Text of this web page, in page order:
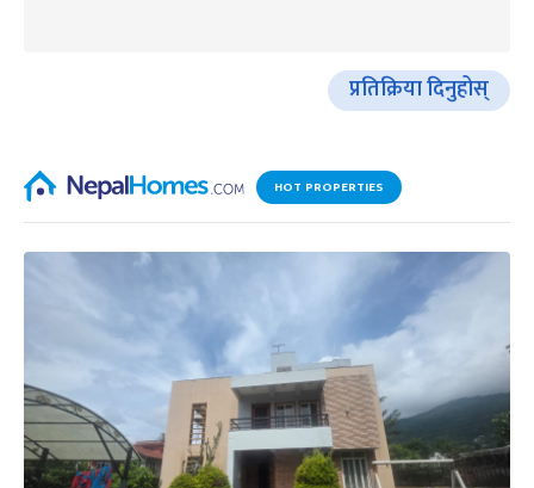
प्रतिक्रिया दिनुहोस्
HOT PROPERTIES